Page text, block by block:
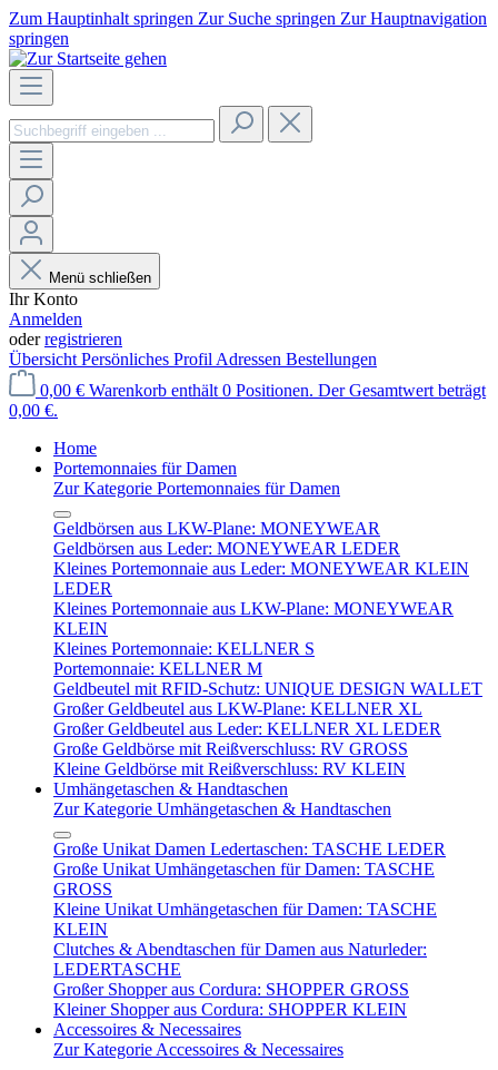
Zum Hauptinhalt springen Zur Suche springen Zur Hauptnavigation
springen
Menü schließen
Ihr Konto
Anmelden
oderregistrieren
Übersicht Persönliches Profil Adressen Bestellungen
0,00 € Warenkorb enthält 0 Positionen. Der Gesamtwert beträgt
0,00 €.
Home
Portemonnaies für Damen
Zur Kategorie Portemonnaies für Damen
Geldbörsen aus LKW-Plane: MONEYWEAR
Geldbörsen aus Leder: MONEYWEAR LEDER
Kleines Portemonnaie aus Leder: MONEYWEAR KLEIN
LEDER
Kleines Portemonnaie aus LKW-Plane: MONEYWEAR
KLEIN
Kleines Portemonnaie: KELLNER S
Portemonnaie: KELLNER M
Geldbeutel mit RFID-Schutz: UNIQUE DESIGN WALLET
Großer Geldbeutel aus LKW-Plane: KELLNER XL
Großer Geldbeutel aus Leder: KELLNER XL LEDER
Große Geldbörse mit Reißverschluss: RV GROSS
Kleine Geldbörse mit Reißverschluss: RV KLEIN
Umhängetaschen & Handtaschen
Zur Kategorie Umhängetaschen & Handtaschen
Große Unikat Damen Ledertaschen: TASCHE LEDER
Große Unikat Umhängetaschen für Damen: TASCHE
GROSS
Kleine Unikat Umhängetaschen für Damen: TASCHE
KLEIN
Clutches & Abendtaschen für Damen aus Naturleder:
LEDERTASCHE
Großer Shopper aus Cordura: SHOPPER GROSS
Kleiner Shopper aus Cordura: SHOPPER KLEIN
Accessoires & Necessaires
Zur Kategorie Accessoires & Necessaires